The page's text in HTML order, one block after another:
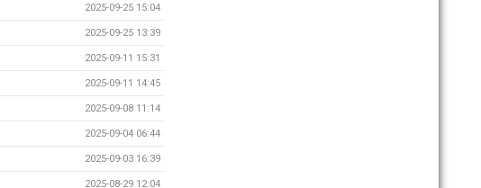
2025-09-25 15:04
2025-09-25 13:39
2025-09-11 15:31
2025-09-11 14:45
2025-09-08 11:14
2025-09-04 06:44
2025-09-03 16:39
2025-08-29 12:04